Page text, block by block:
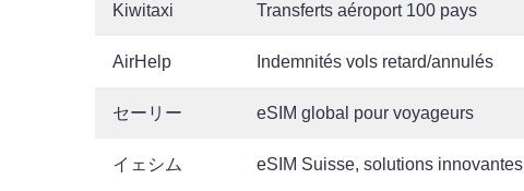
Kiwitaxi Transferts aéroport 100 pays
AirHelp Indemnités vols retard/annulés
セーリー eSIM global pour voyageurs
イェシム eSIM Suisse, solutions innovantes